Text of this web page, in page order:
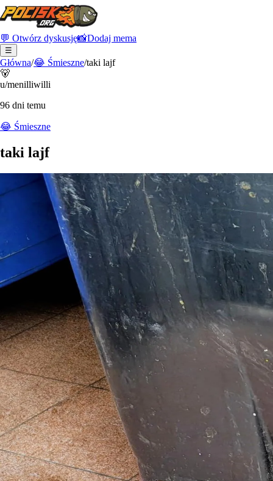
💬 Otwórz dyskusję📸Dodaj mema
☰
Główna/😂 Śmieszne/taki lajf
🐻
u/menilliwilli
96 dni temu
😂 Śmieszne
taki lajf